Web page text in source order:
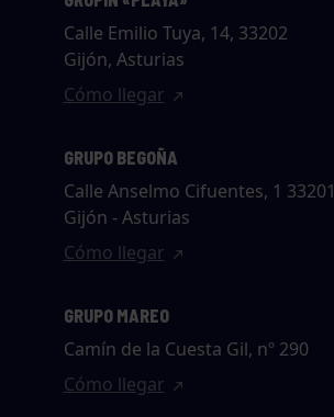
Calle Emilio Tuya, 14, 33202
Gijón, Asturias
Cómo llegar
GRUPO BEGOÑA
Calle Anselmo Cifuentes, 1 33201
Gijón - Asturias
Cómo llegar
GRUPO MAREO
Camín de la Cuesta Gil, nº 290
Cómo llegar